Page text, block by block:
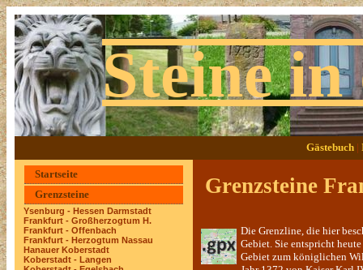
Steine
Gästebuch |
Startseite
Grenzsteine
Ysenburg - Hessen Darmstadt
Frankfurt - Großherzogtum H.
Frankfurt - Offenbach
Frankfurt - Herzogtum Nassau
Hanauer Koberstadt
Koberstadt - Langen
Grenzsteine
Die Grenzline, die hier
Gebiet. Sie entspricht
Gebiet zum königlichen